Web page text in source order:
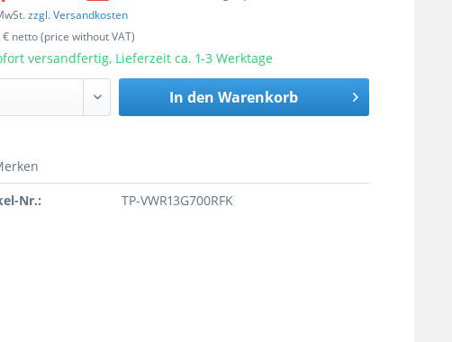
zzgl. Versandkosten
€ netto (price without VAT)
versandfertig, Lieferzeit ca. 1-3 Werktage
In den Warenkorb
Nr.:
TP-VWR13G700RFK